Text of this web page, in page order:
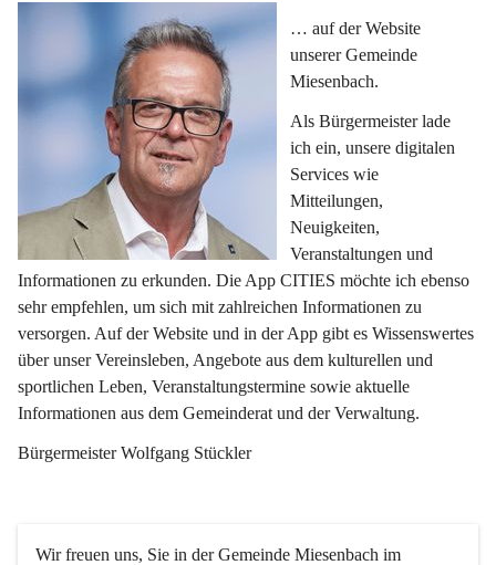
… auf der Website
unserer Gemeinde
Miesenbach.
Als Bürgermeister lade
ich ein, unsere digitalen
Services wie
Mitteilungen,
Neuigkeiten,
Veranstaltungen und
Informationen zu erkunden. Die App CITIES möchte ich ebenso
sehr empfehlen, um sich mit zahlreichen Informationen zu
versorgen. Auf der Website und in der App gibt es Wissenswertes
über unser Vereinsleben, Angebote aus dem kulturellen und
sportlichen Leben, Veranstaltungstermine sowie aktuelle
Informationen aus dem Gemeinderat und der Verwaltung.
Bürgermeister Wolfgang Stückler
Wir freuen uns, Sie in der Gemeinde Miesenbach im